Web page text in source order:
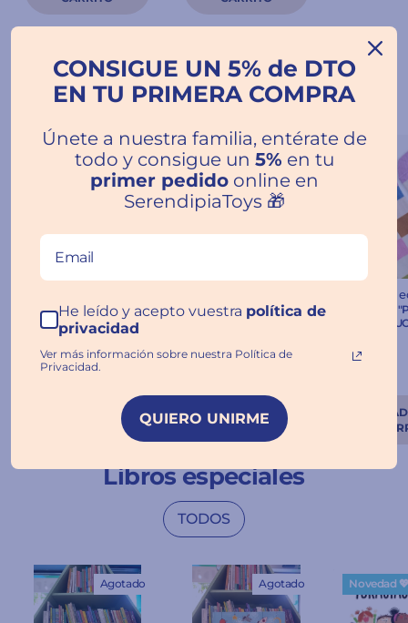
TODOS
Agotado
Bolso "Profe molas
mucho" - UO
€19.95
Agotado
Botella de Agua "Profe
molas mucho" - UO
€22.95
Todas las
Calcetines
mucho" -
€10.95
Libros especiales
TODOS
Agotado Agotado Novedad
CONSIGUE UN 5% de DTO
EN TU PRIMERA COMPRA
Únete a nuestra familia, entérate de
todo y consigue un 5% en tu
primer pedidoonline en
SerendipiaToys 🎁
He leído y acepto vuestra política de
privacidad
Ver más información sobre nuestra Política de
Privacidad.
QUIERO UNIRME